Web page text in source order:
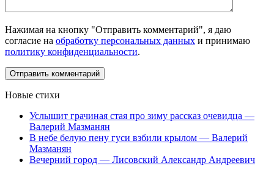
Нажимая на кнопку "Отправить комментарий", я даю
согласие на обработку персональных данных и принимаю
политику конфиденциальности.
Новые стихи
Услышит грачиная стая про зиму рассказ очевидца —
Валерий Мазманян
В небе белую пену гуси взбили крылом — Валерий
Мазманян
Вечерний город — Лисовский Александр Андреевич